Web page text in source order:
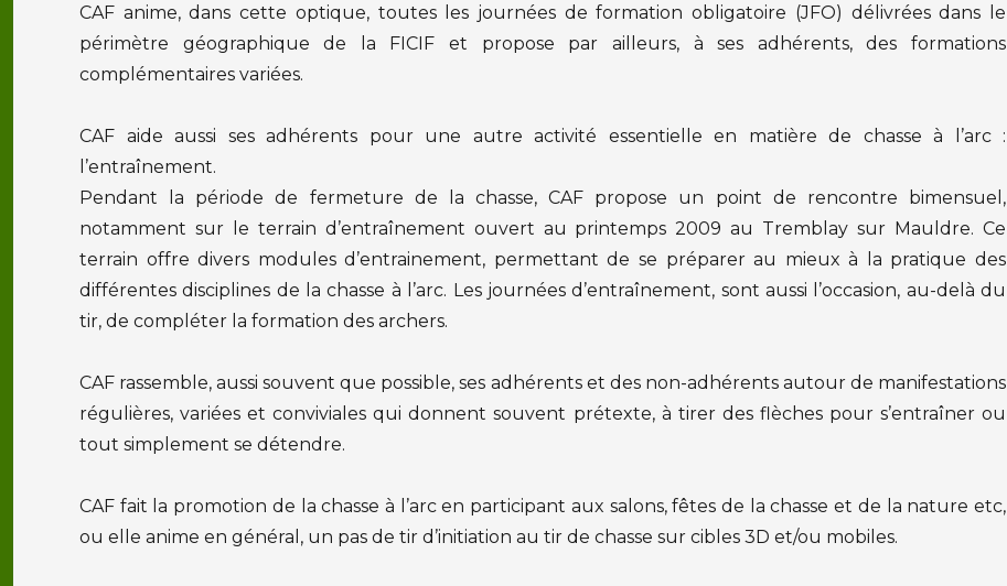
CAF anime, dans cette optique, toutes les journées de formation obligatoire (JFO) délivrées dans le
périmètre géographique de la FICIF et propose par ailleurs, à ses adhérents, des formations
complémentaires variées.
CAF aide aussi ses adhérents pour une autre activité essentielle en matière de chasse à l’arc :
l’entraînement.
Pendant la période de fermeture de la chasse, CAF propose un point de rencontre bimensuel,
notamment sur le terrain d’entraînement ouvert au printemps 2009 au Tremblay sur Mauldre. Ce
terrain offre divers modules d’entrainement, permettant de se préparer au mieux à la pratique des
différentes disciplines de la chasse à l’arc. Les journées d’entraînement, sont aussi l’occasion, au-delà du
tir, de compléter la formation des archers.
CAF rassemble, aussi souvent que possible, ses adhérents et des non-adhérents autour de manifestations
régulières, variées et conviviales qui donnent souvent prétexte, à tirer des flèches pour s’entraîner ou
tout simplement se détendre.
CAF fait la promotion de la chasse à l’arc en participant aux salons, fêtes de la chasse et de la nature etc,
ou elle anime en général, un pas de tir d’initiation au tir de chasse sur cibles 3D et/ou mobiles.